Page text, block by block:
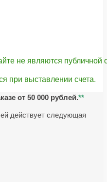
не являются публичной
при выставлении счета.
от 50 000 рублей.**
действует следующая